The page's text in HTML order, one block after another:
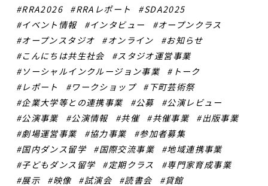
RRA2026
RRAレポート
SDA2025
イベント情報
インタビュー
オープンクラス
オープンスタジオ
オンライン
お知らせ
こんにちは共生社会
スタジオ運営事業
ソーシャルインクルージョン事業
トーク
レポート
ワークショップ
下町芸術祭
企業大学等との連携事業
公募
公演レビュー
公演事業
公演情報 共催 共催事業
出版事業
劇場運営事業
協力事業
参加者募集
国内ダンス留学
国際交流事業
地域連携事業
子どもダンス留学
定期クラス
専門家育成事業
展示
映像 試演会 読書会 貸館